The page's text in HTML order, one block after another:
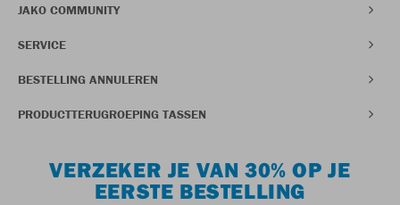
JAKO COMMUNITY
SERVICE
BESTELLING ANNULEREN
PRODUCTTERUGROEPING TASSEN
VERZEKER JE VAN 30% OP JE
EERSTE BESTELLING